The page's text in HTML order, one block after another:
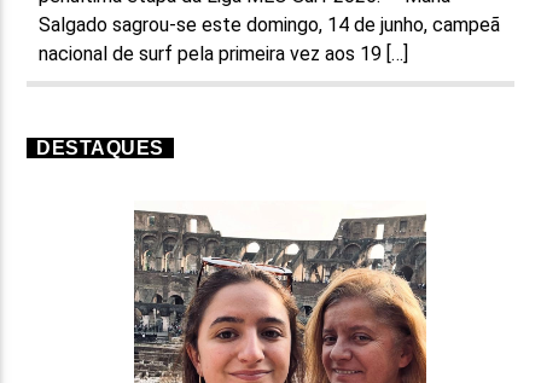
Salgado sagrou-se este domingo, 14 de junho, campeã
nacional de surf pela primeira vez aos 19 […]
DESTAQUES